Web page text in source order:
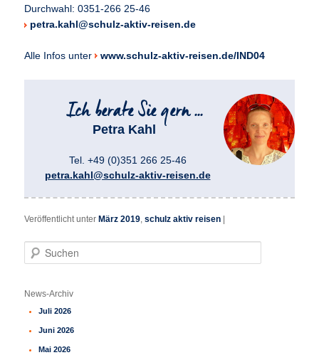
Durchwahl: 0351-266 25-46
petra.kahl@schulz-aktiv-reisen.de
Alle Infos unter www.schulz-aktiv-reisen.de/IND04
Petra Kahl
Tel. +49 (0)351 266 25-46
petra.kahl@schulz-aktiv-reisen.de
Veröffentlicht unter März 2019,schulz aktiv reisen
u
h
n
News-Archiv
Juli 2026
Juni 2026
Mai 2026